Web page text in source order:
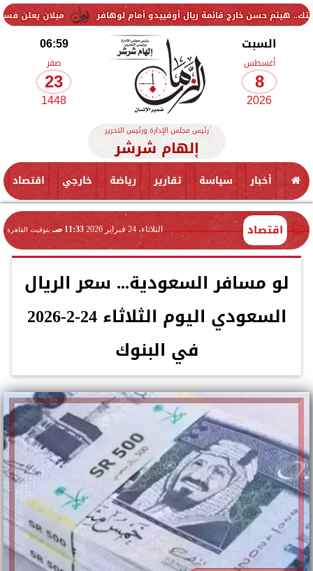
ميلان يعلن فسخ عقد إسماعيل قائمة ريال أوفييدو أمام لوهافر
السبت
أغسطس
8
2026
06:59
صفر
23
1448
رئيس مجلس الإدارة ورئيس التحرير
إلهام شرشر
أخبار سياسة تقارير رياضة خارجي اقتصاد
اقتصاد الثلاثاء، 24 فبراير 2026 11:33 صـ بتوقيت القاهرة
لو مسافر السعودية... سعر الريال
السعودي اليوم الثلاثاء 24-2-2026
في البنوك